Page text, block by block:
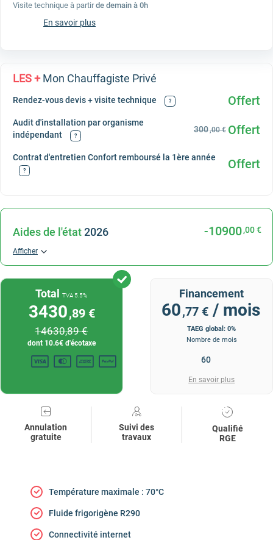
Visite technique à partir de demain à 0h
En savoir plus
LES +Mon Chauffagiste Privé
Rendez-vous devis + visite technique ? Offert
Audit d'installation par organisme
indépendant
? Offert
300,00 €
Contrat d'entretien Confort remboursé la 1ère année
? Offert
Aides de l'état2026 -10900,00 €
Afficher
TotalTVA 5.5%
3430,89 €
14630,89 €
dont 10.6€ d'écotaxe
Financement
60,77 € / mois
TAEG global: 0%
Nombre de mois
En savoir plus
Annulation
gratuite
Suivi des
travaux
Qualifié
RGE
Température maximale : 70°C
Fluide frigorigène R290
Connectivité internet